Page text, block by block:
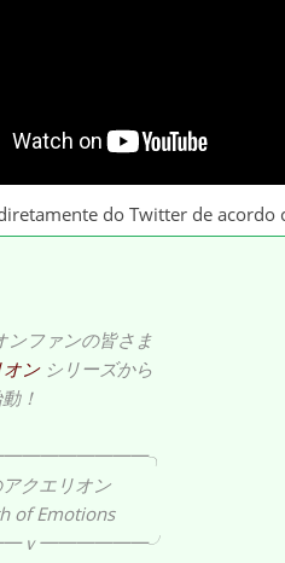
do Twitter de
ファンの皆さま
ンシリーズから
！
エリオン
ｖ━━━━━━╯